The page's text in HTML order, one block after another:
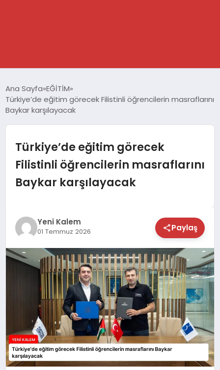
SPOR
EKONOMİ
YAŞAM
SAĞLIK
MAGAZİN
Ana Sayfa EĞİTİM
Türkiye’de eğitim görecek Filistinli öğrencilerin masraflarını
Baykar karşılayacak
Türkiye’de eğitim görecek
Filistinli öğrencilerin masraflarını
Baykar karşılayacak
Yeni Kalem
01 Temmuz 2026 Paylaş